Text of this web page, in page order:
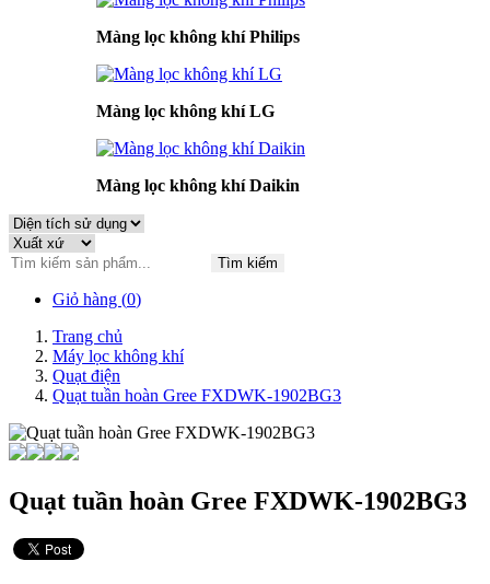
Màng lọc không khí Philips
Màng lọc không khí LG
Màng lọc không khí Daikin
Tìm kiếm
Giỏ hàng (0)
Trang chủ
Máy lọc không khí
Quạt điện
Quạt tuần hoàn Gree FXDWK-1902BG3
Quạt tuần hoàn Gree FXDWK-1902BG3